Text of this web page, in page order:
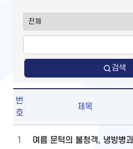
검색
번
호
제목
1